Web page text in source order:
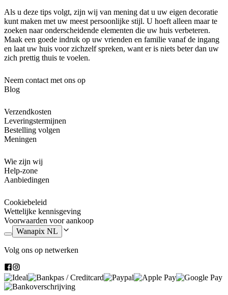
Als u deze tips volgt, zijn wij van mening dat u uw eigen decoratie
kunt maken met uw meest persoonlijke stijl. U hoeft alleen maar te
zoeken naar onderscheidende elementen die uw huis verbeteren.
Maak een goede indruk op uw vrienden en familie vanaf de ingang
en laat uw huis voor zichzelf spreken, want er is niets beter dan uw
zich prettig thuis te voelen.
Neem contact met ons op
Blog
Verzendkosten
Leveringstermijnen
Bestelling volgen
Meningen
Wie zijn wij
Help-zone
Aanbiedingen
Cookiebeleid
Wettelijke kennisgeving
Voorwaarden voor aankoop
Wanapix NL
Volg ons op netwerken